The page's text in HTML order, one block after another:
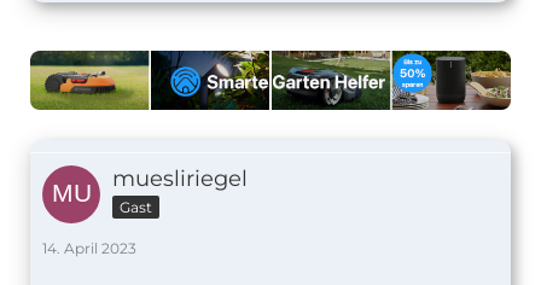
muesliriegel
Gast
14. April 2023